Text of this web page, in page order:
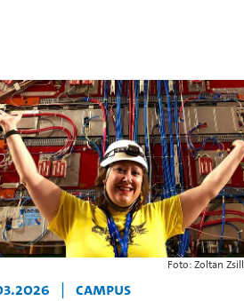
Foto: Zoltan
| Campus